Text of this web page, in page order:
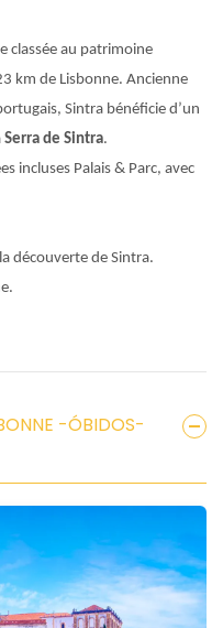
classée au patrimoine
km de Lisbonne. Ancienne
Sintra bénéficie d’un
Serra de Sintra.
incluses Palais & Parc, avec
découverte de Sintra.
-ÓBIDOS-